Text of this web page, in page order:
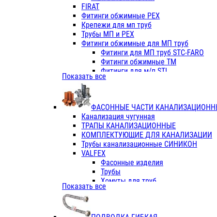
Фитинги ПП белые
Фитинги ПП белые
Фитинги ППс металл.белые
VALFEX
Трубы PE-RT
Трубы ПП водопровод белые
Трубы ПП водопровод серые
Трубы армированные
Трубы армированные
Фитинги с металл. серые
Фитинги ПП (серые)
Фитинги ПП белые
Краны
Фитинги ПП (белые)
Фитинги ПП с металлом белые
ПК КОНТУР
Краны полипропиленовые
Трубы полипропиленивые
FIRAT
Фитинги обжимные PEX
Крепежи для мп труб
Трубы МП и PEX
Фитинги обжимные для МП труб
Фитинги для МП труб STC-FARO
Фитинги обжимные ТМ
Фитинги для м/п STI
Фитинги для МП труб TITAN
TK
VALFEX
Показать все
ФАСОННЫЕ ЧАСТИ
Канализация чугунная
ТРАПЫ КАНАЛИЗАЦИОННЫЕ
КОМПЛЕКТУЮЩИЕ ДЛЯ КАНАЛИЗАЦИИ
Трубы канализационные СИНИКОН
VALFEX
Фасонные изделия
Трубы
Хомуты для труб
ПВХ (стройполимер)
Показать все